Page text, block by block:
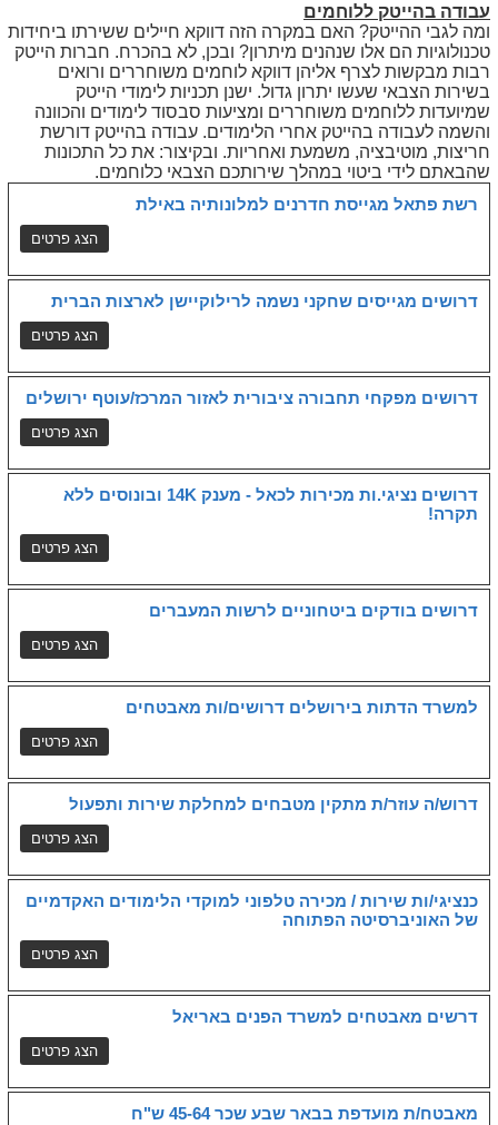
עבודה בהייטק ללוחמים
ומה לגבי ההייטק? האם במקרה הזה דווקא חיילים ששירתו ביחידות
טכנולוגיות הם אלו שנהנים מיתרון? ובכן, לא בהכרח. חברות הייטק
רבות מבקשות לצרף אליהן דווקא לוחמים משוחררים ורואים
בשירות הצבאי שעשו יתרון גדול. ישנן תכניות לימודי הייטק
שמיועדות ללוחמים משוחררים ומציעות סבסוד לימודים והכוונה
והשמה לעבודה בהייטק אחרי הלימודים. עבודה בהייטק דורשת
חריצות, מוטיבציה, משמעת ואחריות. ובקיצור: את כל התכונות
שהבאתם לידי ביטוי במהלך שירותכם הצבאי כלוחמים.
רשת פתאל מגייסת חדרנים למלונותיה באילת
דרושים מגייסים שחקני נשמה לרילוקיישן לארצות הברית
דרושים מפקחי תחבורה ציבורית לאזור המרכז/עוטף ירושלים
דרושים נציגי.ות מכירות לכאל - מענק 14K ובונוסים ללא
תקרה!
דרושים בודקים ביטחוניים לרשות המעברים
למשרד הדתות בירושלים דרושים/ות מאבטחים
דרוש/ה עוזר/ת מתקין מטבחים למחלקת שירות ותפעול
כנציגי/ות שירות / מכירה טלפוני למוקדי הלימודים האקדמיים
של האוניברסיטה הפתוחה
דרשים מאבטחים למשרד הפנים באריאל
מאבטח/ת מועדפת בבאר שבע שכר 45-64 ש"ח